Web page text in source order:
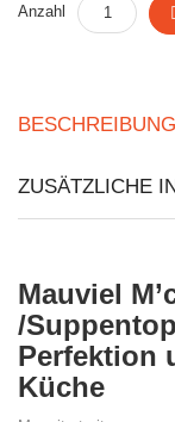
Anzahl
BESCHREIBUNG
ZUSÄTZLICHE
Mauviel
/
Perfektion
Küche